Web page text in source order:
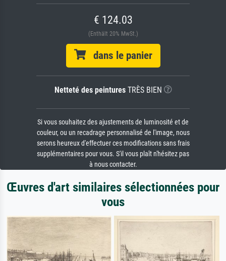
€ 124.03
(Enthält 20% MwSt.)
dans le panier
Netteté des peinturesTRÈS BIEN
Si vous souhaitez des ajustements de luminosité et de
couleur, ou un recadrage personnalisé de l'image, nous
serons heureux d'effectuer ces modifications sans frais
supplémentaires pour vous. S'il vous plaît n'hésitez pas
à nous contacter.
Œuvres d'art similaires sélectionnées pour
vous